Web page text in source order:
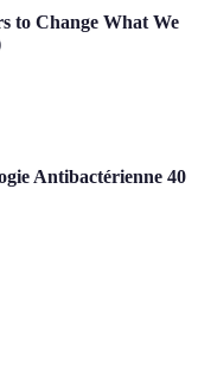
to Change What We
Antibactérienne 40